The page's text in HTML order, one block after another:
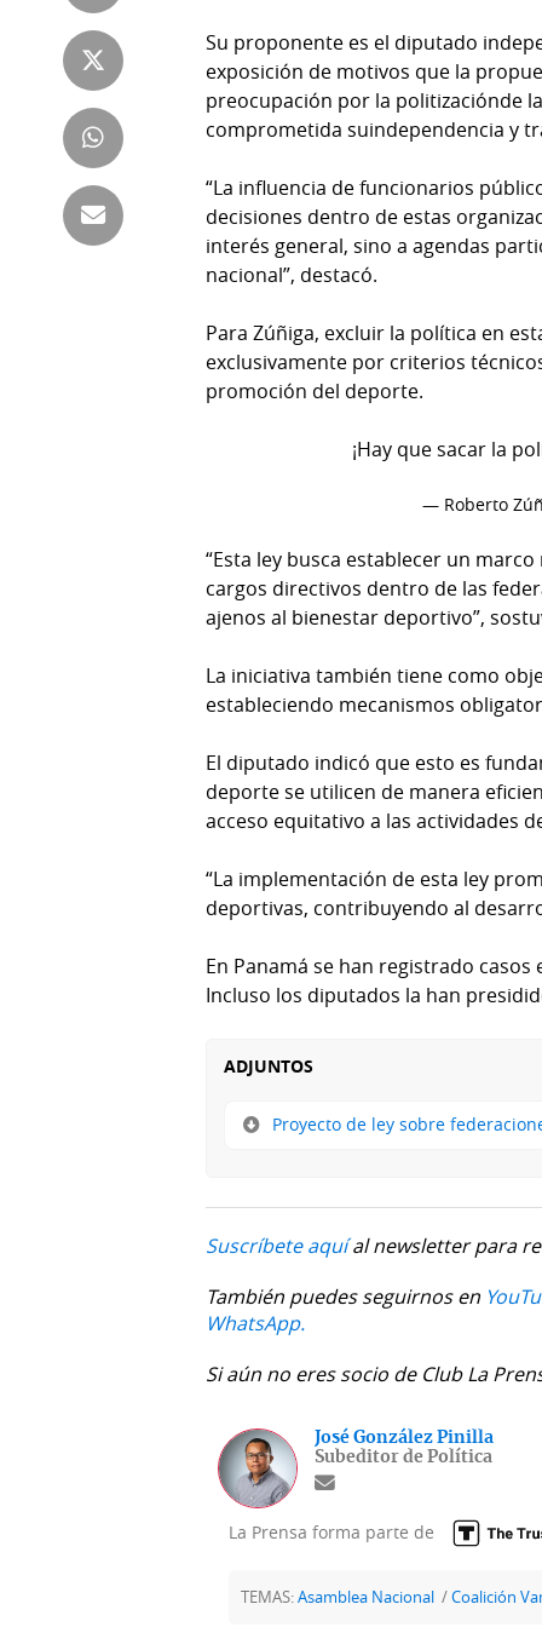
Tienda
Panamá
Tiquetes
Cero
KM
Club
La
Prensa
Busca
Fácil
Su proponente es el diputado
exposición de motivos que la
preocupación por la politizaciónde
comprometida suindependencia y
“La influencia de funcionarios
decisiones dentro de estas
interés general, sino a agendas
nacional”, destacó.
Para Zúñiga, excluir la política en
exclusivamente por criterios
promoción del deporte.
¡Hay que sacar la
— Roberto
“Esta ley busca establecer un
cargos directivos dentro de las
ajenos al bienestar deportivo”,
La iniciativa también tiene como
estableciendo mecanismos
El diputado indicó que esto es
deporte se utilicen de manera
acceso equitativo a las actividades
“La implementación de esta ley
deportivas, contribuyendo al
En Panamá se han registrado
Incluso los diputados la han
ADJUNTOS
Proyecto de ley sobre
Suscríbete aquíal newsletter para
También puedes seguirnos en
WhatsApp.
Si aún no eres socio de Club La
José González Pinilla
Subeditor de Política
La Prensa forma parte de
TEMAS:Asamblea Nacional Coalición